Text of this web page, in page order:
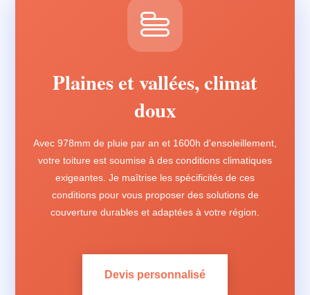
Plaines et vallées, climat
doux
Avec 978mm de pluie par an et 1600h d'ensoleillement,
votre toiture est soumise à des conditions climatiques
exigeantes. Je maîtrise les spécificités de ces
conditions pour vous proposer des solutions de
couverture durables et adaptées à votre région.
Devis personnalisé